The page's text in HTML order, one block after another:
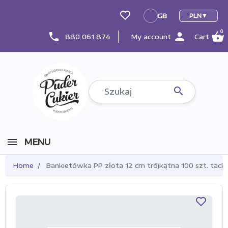
GB
GB PLN
phone 880 061 874 My account person Cart shopping_basket
0

MENU
Home Bankietówka PP złota 12 cm trójkątna 100 szt.